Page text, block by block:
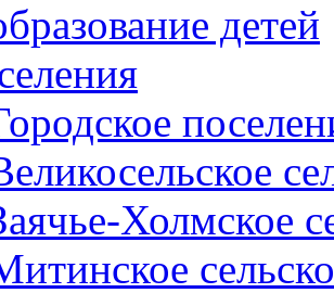
детей
Холмское